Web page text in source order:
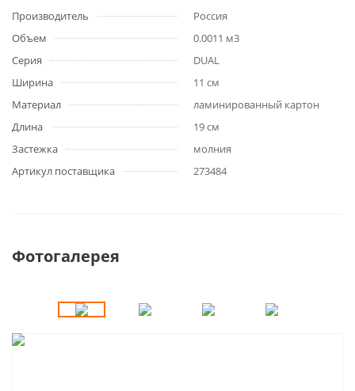
Производитель
Россия
Объем
0.0011 м3
Серия
DUAL
Ширина
11 см
Материал
ламинированный картон
Длина
19 см
Застежка
молния
Артикул поставщика
273484
Фотогалерея